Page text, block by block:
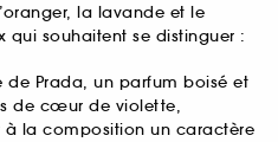
la lavande et le
souhaitent se distinguer :
de Prada, un parfum boisé et
de cœur de violette,
à la composition un caractère